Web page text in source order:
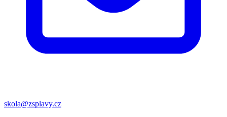
skola@zsplavy.cz